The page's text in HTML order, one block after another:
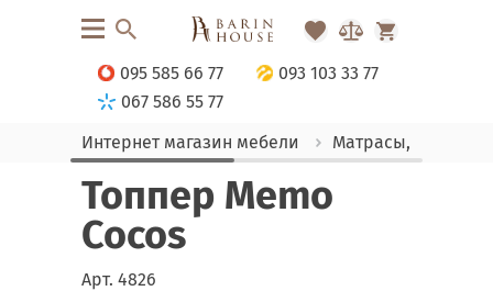
095 585 66 77
093 103 33 77
067 586 55 77
Интернет магазин мебели
Матрасы, текстиль
Топпер Memo
Cocos
Арт. 4826